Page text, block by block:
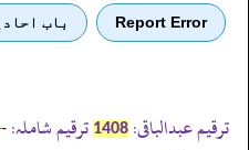
Report Error باب
ترقیم عبدالباقی: 1408 ترقیم شاملہ: